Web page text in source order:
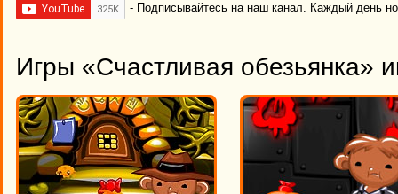
- Подписывайтесь на наш канал. Каждый день
Игры «Счастливая обезьянка»